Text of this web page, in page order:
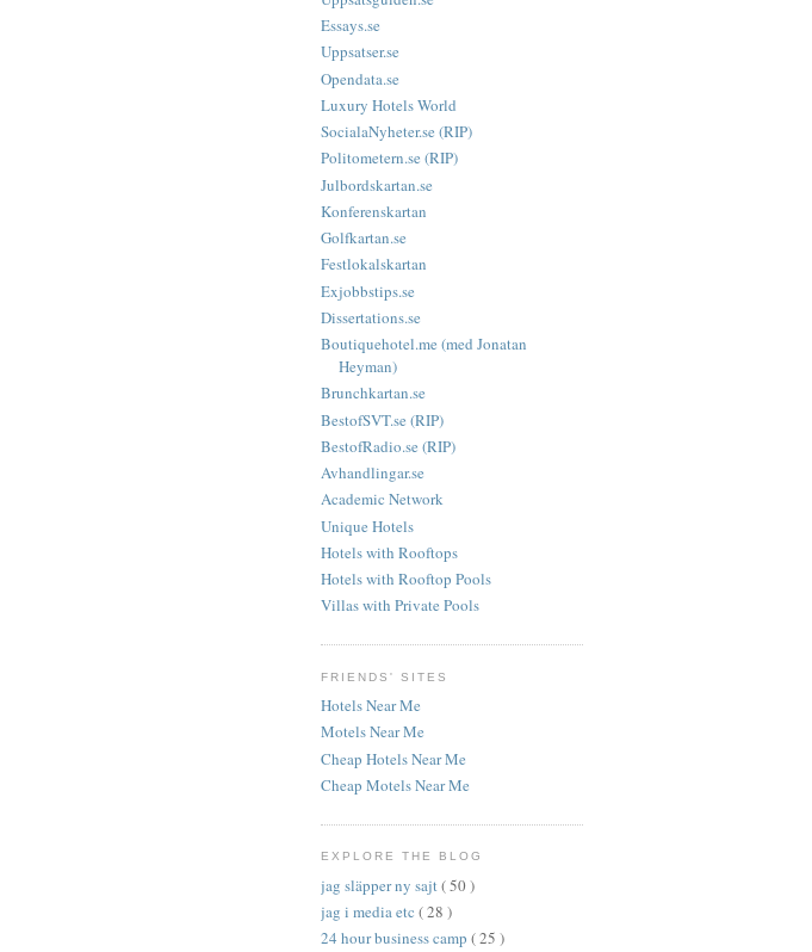
Essays.se
Uppsatser.se
Opendata.se
Luxury Hotels World
SocialaNyheter.se (RIP)
Politometern.se (RIP)
Julbordskartan.se
Konferenskartan
Golfkartan.se
Festlokalskartan
Exjobbstips.se
Dissertations.se
Boutiquehotel.me (med Jonatan
Heyman)
Brunchkartan.se
BestofSVT.se (RIP)
BestofRadio.se (RIP)
Avhandlingar.se
Academic Network
Unique Hotels
Hotels with Rooftops
Hotels with Rooftop Pools
Villas with Private Pools
FRIENDS' SITES
Hotels Near Me
Motels Near Me
Cheap Hotels Near Me
Cheap Motels Near Me
EXPLORE THE BLOG
jag släpper ny sajt( 50 )
jag i media etc ( 28 )
24 hour business camp ( 25 )